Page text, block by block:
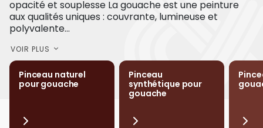
opacité et souplesse La gouache est une peinture
aux qualités uniques : couvrante, lumineuse et
polyvalente...
VOIR PLUS
Pinceau naturel
pour gouache
Pinceau
synthétique pour
gouache